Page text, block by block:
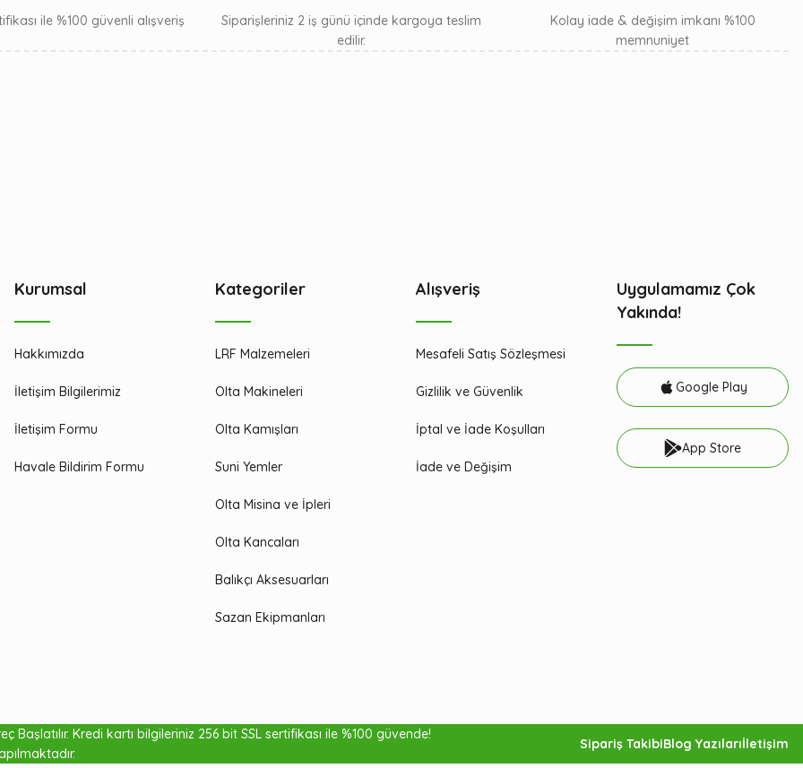
₺160,00 Sepete Ekle
ile %100 güvenli alışveriş
Siparişleriniz 2 iş günü içinde kargoya teslim
edilir.
Kolay iade & değişim imkanı %100
memnuniyet
Kurumsal
Hakkımızda
İletişim Bilgilerimiz
İletişim Formu
Havale Bildirim Formu
Kategoriler
LRF Malzemeleri
Olta Makineleri
Olta Kamışları
Suni Yemler
Olta Misina ve İpleri
Olta Kancaları
Balıkçı Aksesuarları
Sazan Ekipmanları
Alışveriş
Mesafeli Satış Sözleşmesi
Gizlilik ve Güvenlik
İptal ve İade Koşulları
İade ve Değişim
Uygulamamız Çok
Yakında!
Google Play
App Store
Başlatılır. Kredi kartı bilgileriniz 256 bit SSL sertifikası ile %100 güvende!
Sipariş TakibiBlog Yazılarıİletişim